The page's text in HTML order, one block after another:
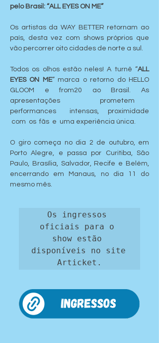
pelo Brasil: “ALL EYES ON ME”
Os artistas da WAY BETTER retornam ao
país, desta vez com shows próprios que
vão percorrer oito cidades de norte a sul.
Todos os olhos estão neles! A turnê “ALL
EYES ON ME” marca o retorno do HELLO
GLOOM e from20 ao Brasil. As
apresentações   prometem
performances   intensas,  proximidade
com  os  fãs  e  uma experiência única.
O giro começa no dia 2 de outubro, em
Porto Alegre, e passa por Curitiba, São
Paulo, Brasília, Salvador, Recife e Belém,
encerrando em Manaus, no dia 11 do
mesmo mês.
Os ingressos
oficiais para o
show estão
disponíveis no site
Articket.